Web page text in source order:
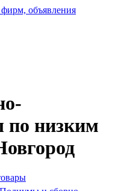
объявления
по низким